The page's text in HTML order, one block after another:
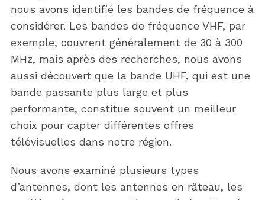
nous avons identifié les bandes de fréquence à
considérer. Les bandes de fréquence VHF, par
exemple, couvrent généralement de 30 à 300
MHz, mais après des recherches, nous avons
aussi découvert que la bande UHF, qui est une
bande passante plus large et plus
performante, constitue souvent un meilleur
choix pour capter différentes offres
télévisuelles dans notre région.
Nous avons examiné plusieurs types
d’antennes, dont les antennes en râteau, les